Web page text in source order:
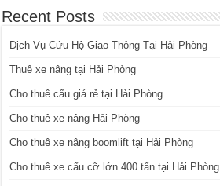
Recent Posts
Dịch Vụ Cứu Hộ Giao Thông Tại Hải Phòng
Thuê xe nâng tại Hải Phòng
Cho thuê cẩu giá rẻ tại Hải Phòng
Cho thuê xe nâng Hải Phòng
Cho thuê xe nâng boomlift tại Hải Phòng
Cho thuê xe cẩu cỡ lớn 400 tấn tại Hải Phòng